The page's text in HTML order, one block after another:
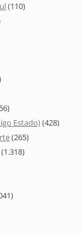
(110)
Estado)(428)
(265)
(1.318)